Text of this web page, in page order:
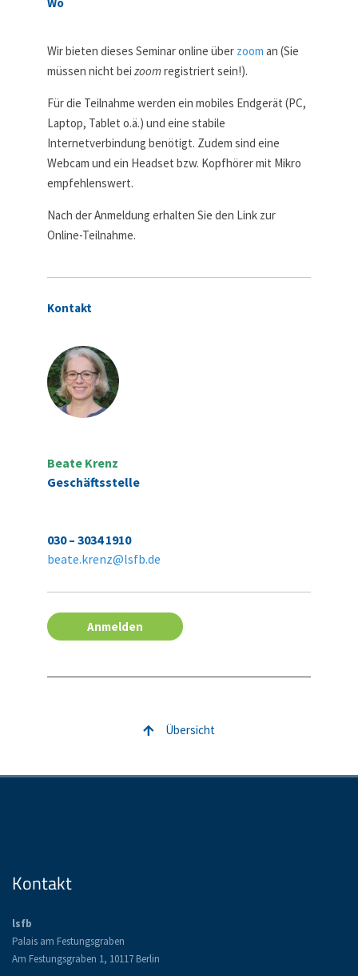
Wir bieten dieses Seminar online über zoom an (Sie
müssen nicht bei zoomregistriert sein!).
Für die Teilnahme werden ein mobiles Endgerät (PC,
Laptop, Tablet o.ä.) und eine stabile
Internetverbindung benötigt. Zudem sind eine
Webcam und ein Headset bzw. Kopfhörer mit Mikro
empfehlenswert.
Nach der Anmeldung erhalten Sie den Link zur
Online-Teilnahme.
Kontakt
Beate Krenz
Geschäftsstelle
030 – 3034 1910
beate.krenz@lsfb.de
Anmelden
Übersicht
Kontakt
lsfb
Palais am Festungsgraben
Am Festungsgraben 1, 10117 Berlin